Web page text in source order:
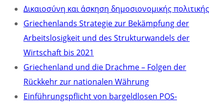
Δικαιοσύνη και άσκηση δημοσιονομικής πολιτικής
Griechenlands Strategie zur Bekämpfung der
Arbeitslosigkeit und des Strukturwandels der
Wirtschaft bis 2021
Griechenland und die Drachme – Folgen der
Rückkehr zur nationalen Währung
Einführungspflicht von bargeldlosen POS-